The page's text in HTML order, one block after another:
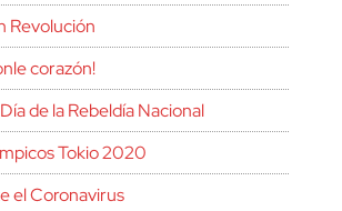
Revolución
corazón!
de la Rebeldía Nacional
Tokio 2020
el Coronavirus